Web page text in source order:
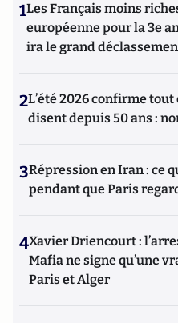
1Les Français moins
européenne pour la 3e
ira le grand
2L’été 2026 confirme
disent depuis 50 ans :
3Répression en Iran : ce
pendant que Paris
4Xavier Driencourt :
Mafia ne signe qu’une
Paris et Alger